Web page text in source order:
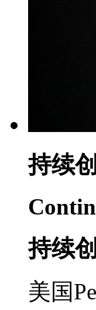
持续
持续
美国